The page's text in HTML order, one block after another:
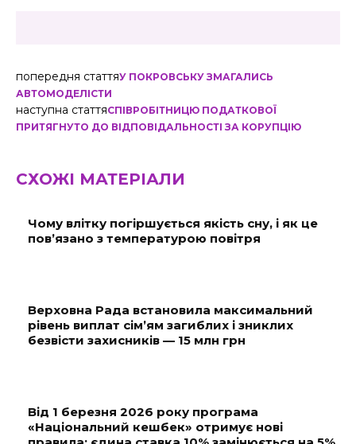
попередня статтяУ ПОКРОВСЬКУ ЗМАГАЛИСЬ
АВТОМОДЕЛІСТИ
наступна статтяСПІВРОБІТНИЦЮ ПОДАТКОВОЇ
ПРИТЯГНУТО ДО ВІДПОВІДАЛЬНОСТІ ЗА КОРУПЦІЮ
СХОЖІ МАТЕРІАЛИ
Чому влітку погіршується якість сну, і як це
пов’язано з температурою повітря
Верховна Рада встановила максимальний
рівень виплат сім’ям загиблих і зниклих
безвісти захисників — 15 млн грн
Від 1 березня 2026 року програма
«Національний кешбек» отримує нові